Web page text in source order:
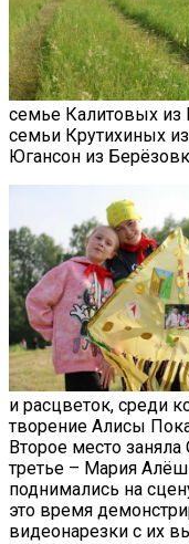
семье Калитовых из
семьи Крутихиных
Югансон из
и расцветок, среди
творение Алисы
Второе место
третье – Мария
поднимались на
это время
видеонарезки с их